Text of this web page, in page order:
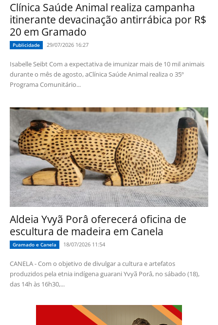
Clínica Saúde Animal realiza campanha
itinerante devacinação antirrábica por R$
20 em Gramado
Publicidade 29/07/2026 16:27
Isabelle Seibt Com a expectativa de imunizar mais de 10 mil animais
durante o mês de agosto, aClínica Saúde Animal realiza o 35º
Programa Comunitário...
Aldeia Yvyã Porâ oferecerá oficina de
escultura de madeira em Canela
Gramado e Canela 18/07/2026 11:54
CANELA - Com o objetivo de divulgar a cultura e artefatos
produzidos pela etnia indígena guarani Yvyã Porâ, no sábado (18),
das 14h às 16h30,...